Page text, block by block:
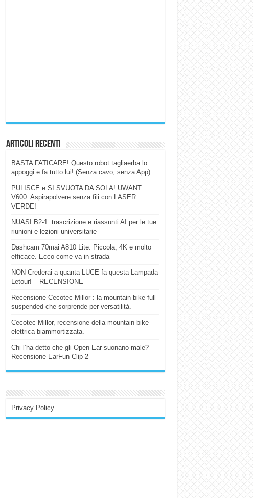
Articoli Recenti
BASTA FATICARE! Questo robot tagliaerba lo
appoggi e fa tutto lui! (Senza cavo, senza App)
PULISCE e SI SVUOTA DA SOLA! UWANT
V600: Aspirapolvere senza fili con LASER
VERDE!
NUASI B2-1: trascrizione e riassunti AI per le tue
riunioni e lezioni universitarie
Dashcam 70mai A810 Lite: Piccola, 4K e molto
efficace. Ecco come va in strada
NON Crederai a quanta LUCE fa questa Lampada
Letour! – RECENSIONE
Recensione Cecotec Millor : la mountain bike full
suspended che sorprende per versatilità.
Cecotec Millor, recensione della mountain bike
elettrica biammortizzata.
Chi l’ha detto che gli Open-Ear suonano male?
Recensione EarFun Clip 2
Privacy Policy